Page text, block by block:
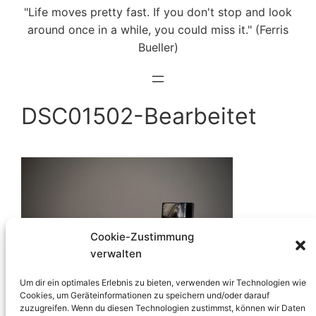
Cookie-Zustimmung
verwalten
Um dir ein optimales Erlebnis zu bieten, verwenden wir Technologien wie
Cookies, um Geräteinformationen zu speichern und/oder darauf
zuzugreifen. Wenn du diesen Technologien zustimmst, können wir Daten
"Life moves pretty fast. If you don't stop and look
around once in a while, you could miss it." (Ferris
Bueller)
DSC01502-Bearbeitet